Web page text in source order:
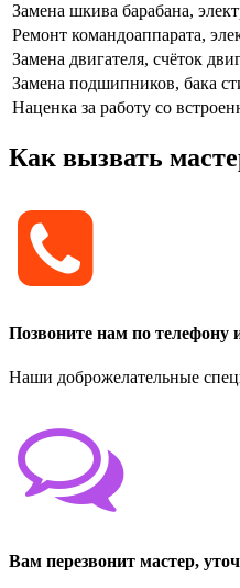
Замена шкива барабана,
Ремонт командоаппарата,
Замена двигателя, счёток
Замена подшипников, бака
Наценка за работу со
Как вызвать
Позвоните нам по телефону
Наши доброжелательные
Вам перезвонит мастер,